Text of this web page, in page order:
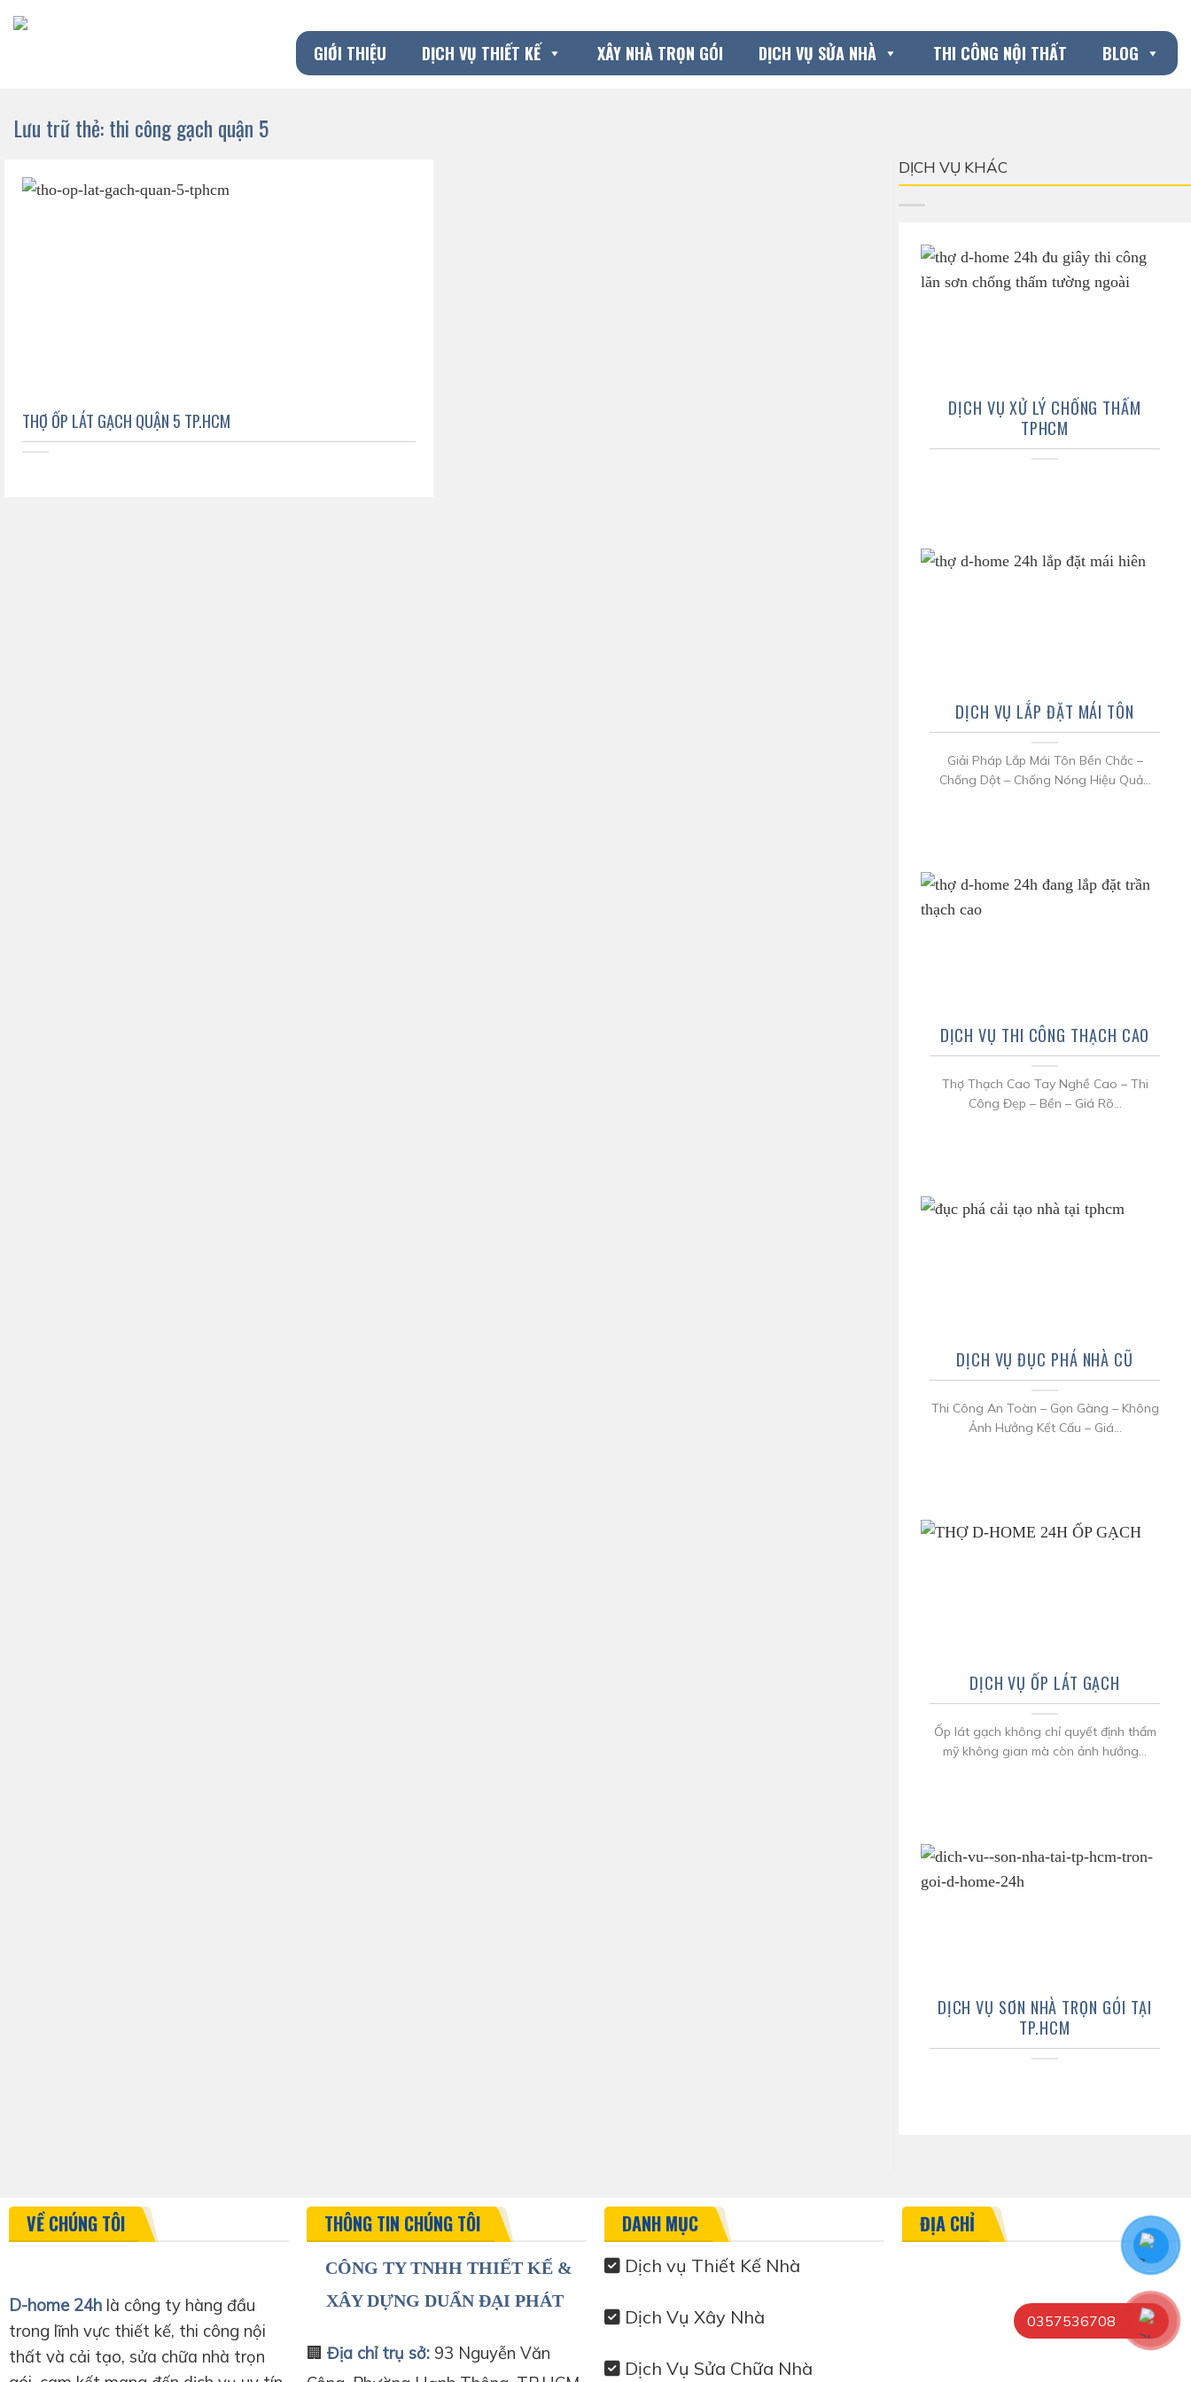
Chuyển
đến
GIỚI THIỆU DỊCH VỤ THIẾT KẾ XÂY NHÀ TRỌN GÓI DỊCH VỤ SỬA NHÀ THI CÔNG NỘI THẤT BLOG
Lưu trữ thẻ:thi công gạch quận 5
THỢ ỐP LÁT GẠCH QUẬN 5 TP.HCM
DỊCH VỤ KHÁC
DỊCH VỤ XỬ LÝ CHỐNG THẤM
TPHCM
DỊCH VỤ LẮP ĐẶT MÁI TÔN
Giải Pháp Lắp Mái Tôn Bền Chắc –
Chống Dột – Chống Nóng Hiệu Quả...
DỊCH VỤ THI CÔNG THẠCH CAO
Thợ Thạch Cao Tay Nghề Cao – Thi
Công Đẹp – Bền – Giá Rõ...
DỊCH VỤ ĐỤC PHÁ NHÀ CŨ
Thi Công An Toàn – Gọn Gàng – Không
Ảnh Hưởng Kết Cấu – Giá...
DỊCH VỤ ỐP LÁT GẠCH
Ốp lát gạch không chỉ quyết định thẩm
mỹ không gian mà còn ảnh hưởng...
DỊCH VỤ SƠN NHÀ TRỌN GÓI TẠI
TP.HCM
VỀ CHÚNG TÔI
D-home 24h là công ty hàng đầu
trong lĩnh vực thiết kế, thi công nội
thất và cải tạo, sửa chữa nhà trọn
THÔNG TIN CHÚNG TÔI
CÔNG TY TNHH THIẾT KẾ &
XÂY DỰNG DUẨN ĐẠI PHÁT
🏢 Địa chỉ trụ sở: 93 Nguyễn Văn
DANH MỤC
Dịch vụ Thiết Kế Nhà
Dịch Vụ Xây Nhà
Dịch Vụ Sửa Chữa Nhà
ĐỊA CHỈ
0357536708